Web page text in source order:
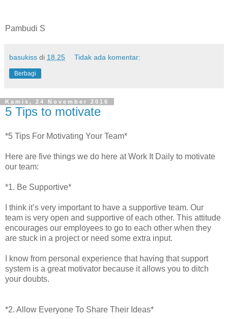
Pambudi S
basukiss di 18.25 Tidak ada komentar:
Berbagi
Kamis, 24 November 2016
5 Tips to motivate
*5 Tips For Motivating Your Team*
Here are five things we do here at Work It Daily to motivate
our team:
*1. Be Supportive*
I think it’s very important to have a supportive team. Our
team is very open and supportive of each other. This attitude
encourages our employees to go to each other when they
are stuck in a project or need some extra input.
I know from personal experience that having that support
system is a great motivator because it allows you to ditch
your doubts.
*2. Allow Everyone To Share Their Ideas*